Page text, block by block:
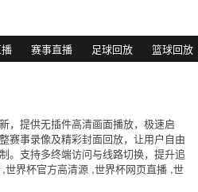
赛事直播 足球回放 篮球回放
，提供无插件高清画面播放，极速启
赛事录像及精彩封面回放，让用户自由
。支持多终端访问与线路切换，提升追
界杯官方高清源 ,世界杯网页直播 ,世